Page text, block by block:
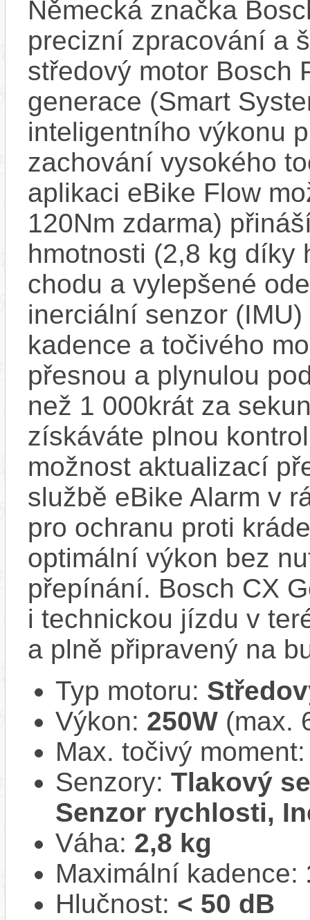
Německá značka
precizní zpracování a
středový motor Bosch
generace (Smart
inteligentního výkonu
zachování vysokého
aplikaci eBike Flow
120Nm zdarma)
hmotnosti (2,8 kg díky
chodu a vylepšené
inerciální senzor
kadence a točivého
přesnou a plynulou
než 1 000krát za
získáváte plnou
možnost aktualizací
službě eBike Alarm v
pro ochranu proti
optimální výkon bez
přepínání. Bosch CX
i technickou jízdu v
a plně připravený na
Typ motoru:
Výkon: 250W (max.
Max. točivý
Senzory: Tlakový
Senzor rychlosti,
Váha: 2,8 kg
Maximální kadence:
Hlučnost: < 50 dB